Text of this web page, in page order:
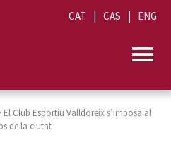
CAT CAS ENG
El Club Esportiu Valldoreix s’imposa al
de la ciutat